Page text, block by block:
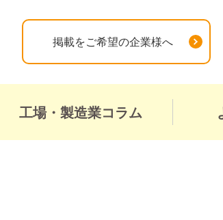
掲載をご希望の企業様へ
工場・製造業コラム